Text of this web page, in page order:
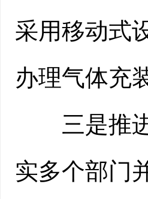
采用移动式
办理气体充
三是推进
实多个部门